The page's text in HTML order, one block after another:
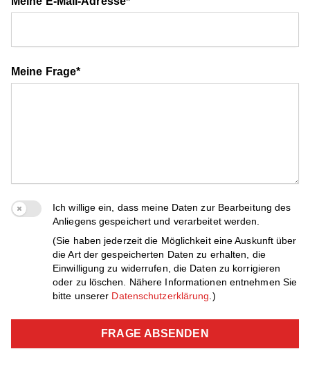
Meine Frage*
Ich willige ein, dass meine Daten zur Bearbeitung des
Anliegens gespeichert und verarbeitet werden.
(Sie haben jederzeit die Möglichkeit eine Auskunft über
die Art der gespeicherten Daten zu erhalten, die
Einwilligung zu widerrufen, die Daten zu korrigieren
oder zu löschen. Nähere Informationen entnehmen Sie
bitte unserer Datenschutzerklärung .)
FRAGE ABSENDEN